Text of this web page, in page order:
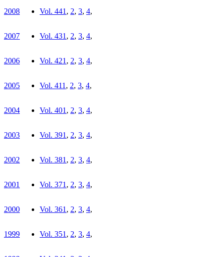
2008 Vol. 441, 2, 3, 4,
2007 Vol. 431, 2, 3, 4,
2006 Vol. 421, 2, 3, 4,
2005 Vol. 411, 2, 3, 4,
2004 Vol. 401, 2, 3, 4,
2003 Vol. 391, 2, 3, 4,
2002 Vol. 381, 2, 3, 4,
2001 Vol. 371, 2, 3, 4,
2000 Vol. 361, 2, 3, 4,
1999 Vol. 351, 2, 3, 4,